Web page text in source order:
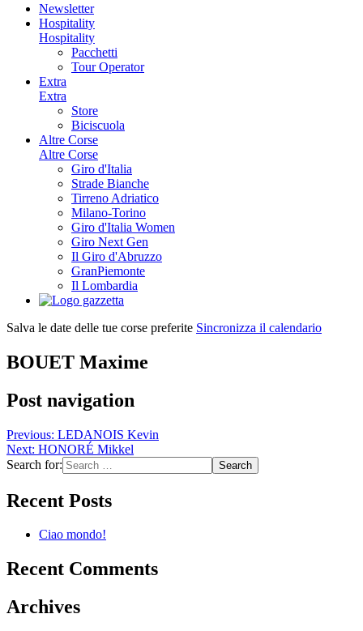
Newsletter
Hospitality
Hospitality
Pacchetti
Tour Operator
Extra
Extra
Store
Biciscuola
Altre Corse
Altre Corse
Giro d'Italia
Strade Bianche
Tirreno Adriatico
Milano-Torino
Giro d'Italia Women
Giro Next Gen
Il Giro d'Abruzzo
GranPiemonte
Il Lombardia
Salva le date delle tue corse preferite Sincronizza il calendario
BOUET Maxime
Post navigation
Previous: LEDANOIS Kevin
Next: HONORÉ Mikkel
Search for:
Recent Posts
Ciao mondo!
Recent Comments
Archives